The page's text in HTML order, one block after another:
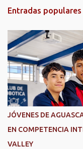
t
i
o
s
Entradas populares
JÓVENES DE
EN COMPETENCIA
VALLEY